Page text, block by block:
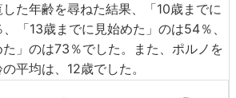
た年齢を尋ねた結果、「10歳までに
「13歳までに見始めた」のは54％、
た」のは73％でした。また、ポルノを
平均は、12歳でした。